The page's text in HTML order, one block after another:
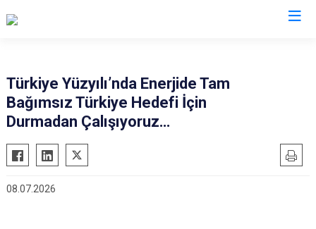
Türkiye Yüzyılı’nda Enerjide Tam
Bağımsız Türkiye Hedefi İçin
Durmadan Çalışıyoruz…
08.07.2026